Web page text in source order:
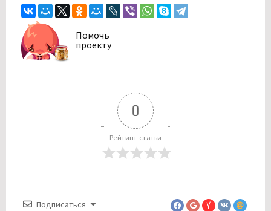
Помочь
проекту
0
Рейтинг статьи
Подписаться